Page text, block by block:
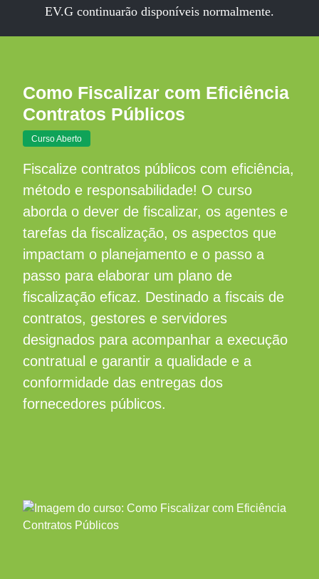
EV.G continuarão disponíveis normalmente.
Como Fiscalizar com Eficiência
Contratos Públicos
Curso Aberto
Fiscalize contratos públicos com eficiência,
método e responsabilidade! O curso
aborda o dever de fiscalizar, os agentes e
tarefas da fiscalização, os aspectos que
impactam o planejamento e o passo a
passo para elaborar um plano de
fiscalização eficaz. Destinado a fiscais de
contratos, gestores e servidores
designados para acompanhar a execução
contratual e garantir a qualidade e a
conformidade das entregas dos
fornecedores públicos.